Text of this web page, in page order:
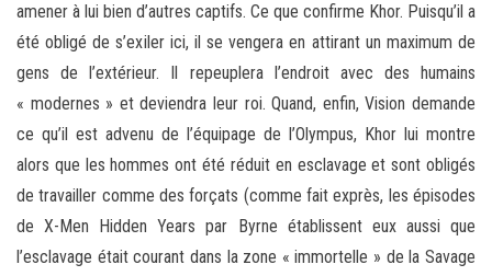
amener à lui bien d’autres captifs. Ce que confirme Khor. Puisqu’il a
été obligé de s’exiler ici, il se vengera en attirant un maximum de
gens de l’extérieur. Il repeuplera l’endroit avec des humains
« modernes » et deviendra leur roi. Quand, enfin, Vision demande
ce qu’il est advenu de l’équipage de l’Olympus, Khor lui montre
alors que les hommes ont été réduit en esclavage et sont obligés
de travailler comme des forçats (comme fait exprès, les épisodes
de X-Men Hidden Years par Byrne établissent eux aussi que
l’esclavage était courant dans la zone « immortelle » de la Savage